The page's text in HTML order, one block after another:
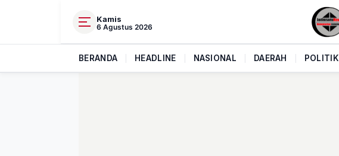
Kamis
6 Agustus 2026
BERANDA HEADLINE NASIONAL DAERAH POLITIK